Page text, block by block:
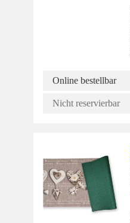
Online bestellbar
Nicht reservierbar